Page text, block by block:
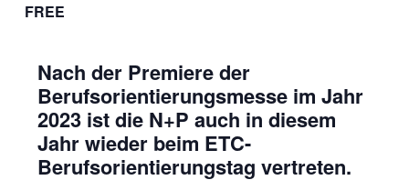
FREE
Nach der Premiere der
Berufsorientierungsmesse im Jahr
2023 ist die N+P auch in diesem
Jahr wieder beim ETC-
Berufsorientierungstag vertreten.